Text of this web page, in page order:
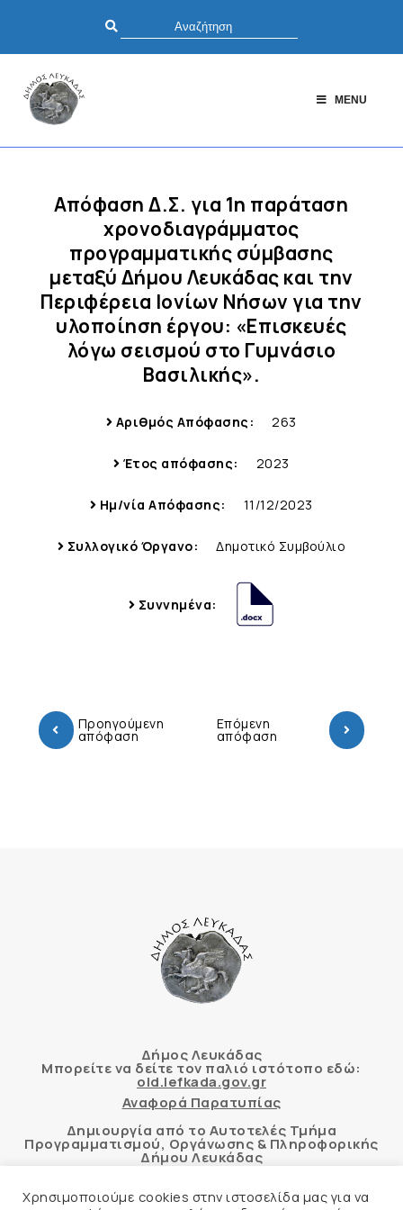
MENU
Απόφαση Δ.Σ. για 1η παράταση
χρονοδιαγράμματος
προγραμματικής σύμβασης
μεταξύ Δήμου Λευκάδας και την
Περιφέρεια Ιονίων Νήσων για την
υλοποίηση έργου: «Επισκευές
λόγω σεισμού στο Γυμνάσιο
Βασιλικής».
Αριθμός Απόφασης: 263
Έτος απόφασης: 2023
Ημ/νία Απόφασης: 11/12/2023
Συλλογικό Όργανο: Δημοτικό Συμβούλιο
Συννημένα:
Προηγούμενη
απόφαση
Επόμενη
απόφαση
Δήμος Λευκάδας
Μπορείτε να δείτε τον παλιό ιστότοπο εδώ:
old.lefkada.gov.gr
Αναφορά Παρατυπίας
Δημιουργία από το Αυτοτελές Τμήμα
Προγραμματισμού, Οργάνωσης & Πληροφορικής
Δήμου Λευκάδας
Χρησιμοποιούμε cookies στην ιστοσελίδα μας για να